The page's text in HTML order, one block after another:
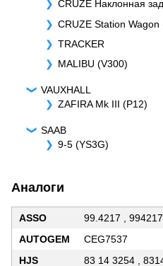
CRUZE Наклонная
CRUZE Station Wagon
TRACKER
MALIBU (V300)
VAUXHALL
ZAFIRA Mk III (P12)
SAAB
9-5 (YS3G)
Аналоги
ASSO
99.4217 , 994217
AUTOGEM
CEG7537
HJS
83 14 3254 ,